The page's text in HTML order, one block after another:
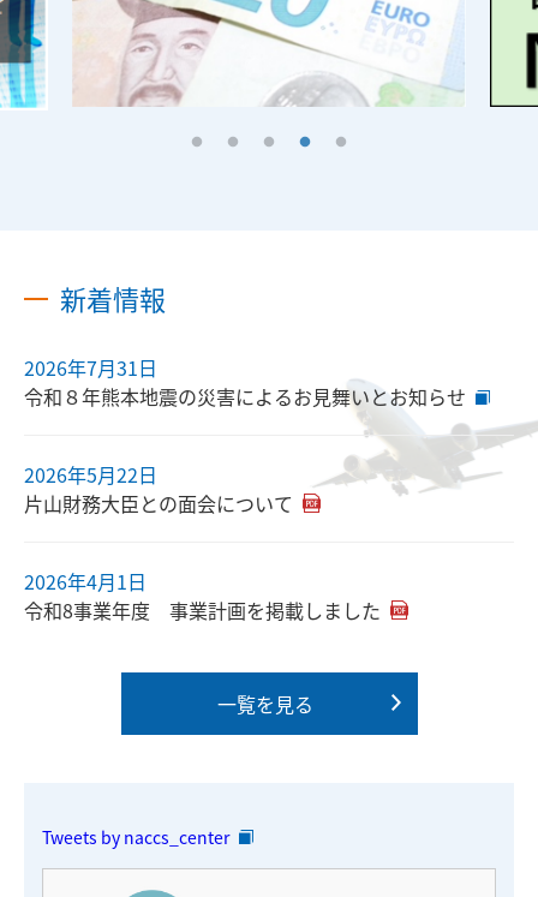
新着情報
2026年7月31日
令和８年熊本地震の災害によるお見舞いとお知らせ
2026年5月22日
片山財務大臣との面会について
2026年4月1日
令和8事業年度 事業計画を掲載しました
一覧を見る
Tweets by naccs_center